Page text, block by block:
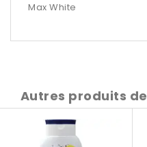
Max White
Autres produits de